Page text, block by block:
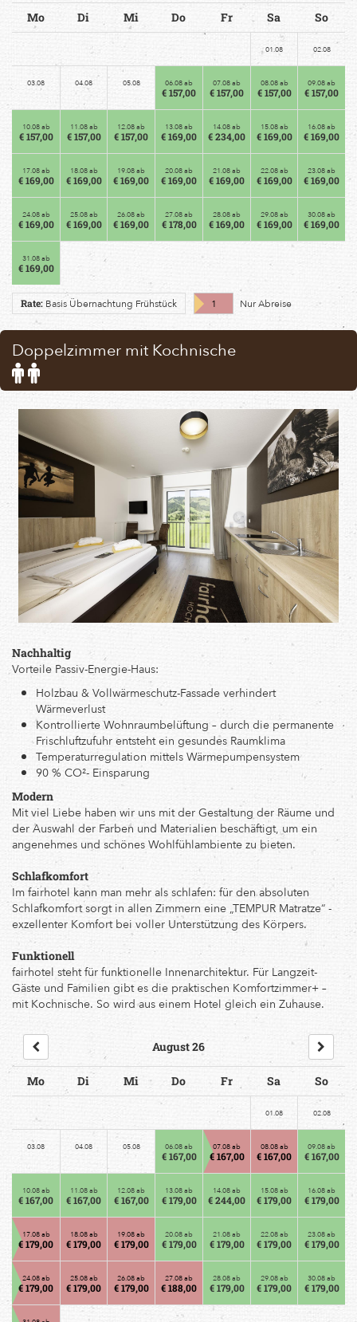
Mo Di Mi Do Fr Sa So
01.08 02.08
03.08 04.08 05.08 06.08 ab
€ 157,00
07.08 ab
€ 157,00
08.08 ab
€ 157,00
09.08 ab
€ 157,00
10.08 ab
€ 157,00
11.08 ab
€ 157,00
12.08 ab
€ 157,00
13.08 ab
€ 169,00
14.08 ab
€ 234,00
15.08 ab
€ 169,00
16.08 ab
€ 169,00
17.08 ab
€ 169,00
18.08 ab
€ 169,00
19.08 ab
€ 169,00
20.08 ab
€ 169,00
21.08 ab
€ 169,00
22.08 ab
€ 169,00
23.08 ab
€ 169,00
24.08 ab
€ 169,00
25.08 ab
€ 169,00
26.08 ab
€ 169,00
27.08 ab
€ 178,00
28.08 ab
€ 169,00
29.08 ab
€ 169,00
30.08 ab
€ 169,00
31.08 ab
€ 169,00
Rate: Basis Übernachtung Frühstück 1 Nur Abreise
Doppelzimmer mit Kochnische
Standard
occupancy:
2
persons
Nachhaltig
Vorteile Passiv-Energie-Haus:
Holzbau & Vollwärmeschutz-Fassade verhindert
Wärmeverlust
Kontrollierte Wohnraumbelüftung – durch die permanente
Frischluftzufuhr entsteht ein gesundes Raumklima
Temperaturregulation mittels Wärmepumpensystem
90 % CO²- Einsparung
Modern
Mit viel Liebe haben wir uns mit der Gestaltung der Räume und
der Auswahl der Farben und Materialien beschäftigt, um ein
angenehmes und schönes Wohlfühlambiente zu bieten.
Schlafkomfort
Im fairhotel kann man mehr als schlafen: für den absoluten
Schlafkomfort sorgt in allen Zimmern eine „TEMPUR Matratze“ -
exzellenter Komfort bei voller Unterstützung des Körpers.
Funktionell
fairhotel steht für funktionelle Innenarchitektur. Für Langzeit-
Gäste und Familien gibt es die praktischen Komfortzimmer+ –
mit Kochnische. So wird aus einem Hotel gleich ein Zuhause.
August 26
Mo Di Mi Do Fr Sa So
01.08 02.08
03.08 04.08 05.08 06.08 ab
€ 167,00
07.08 ab
€ 167,00
08.08 ab
€ 167,00
09.08 ab
€ 167,00
10.08 ab
€ 167,00
11.08 ab
€ 167,00
12.08 ab
€ 167,00
13.08 ab
€ 179,00
14.08 ab
€ 244,00
15.08 ab
€ 179,00
16.08 ab
€ 179,00
17.08 ab
€ 179,00
18.08 ab
€ 179,00
19.08 ab
€ 179,00
20.08 ab
€ 179,00
21.08 ab
€ 179,00
22.08 ab
€ 179,00
23.08 ab
€ 179,00
24.08 ab
€ 179,00
25.08 ab
€ 179,00
26.08 ab
€ 179,00
27.08 ab
€ 188,00
28.08 ab
€ 179,00
29.08 ab
€ 179,00
30.08 ab
€ 179,00